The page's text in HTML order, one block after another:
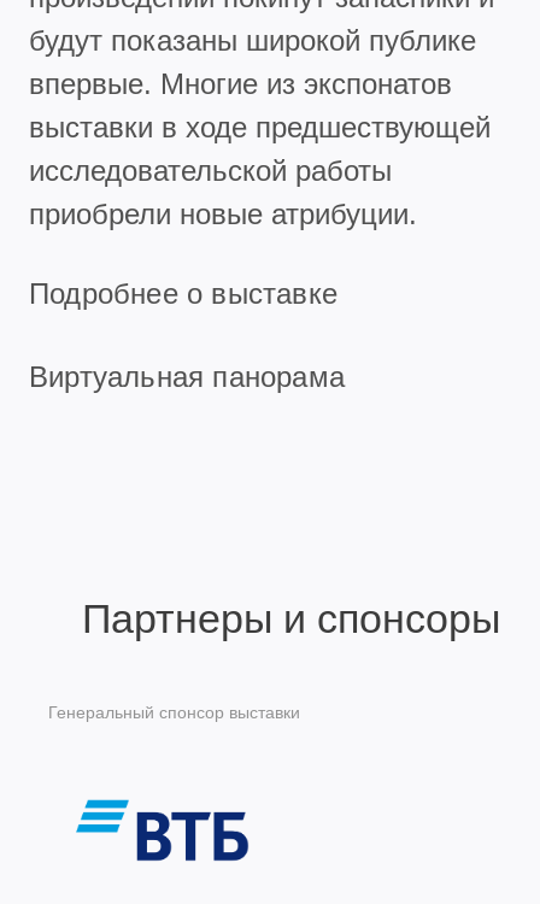
будут показаны широкой публике
впервые. Многие из экспонатов
выставки в ходе предшествующей
исследовательской работы
приобрели новые атрибуции.
Подробнее о выставке
Виртуальная панорама
Партнеры и спонсоры
Генеральный спонсор выставки